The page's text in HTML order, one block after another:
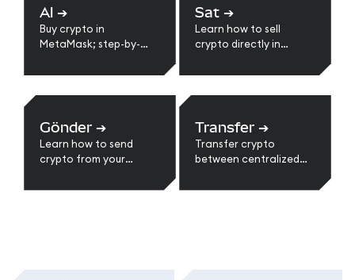
Al ➔
Buy crypto in
MetaMask; step-by-
Sat ➔
Learn how to sell
crypto directly in
step guide to convert
and view supported
regions and providers.
Gönder ➔
Learn how to send
crypto from your
by-step.
Transfer ➔
Transfer crypto
between centralized
MetaMask.